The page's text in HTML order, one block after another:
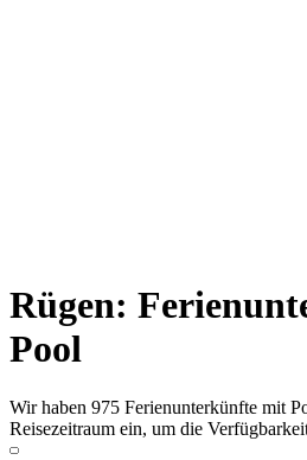
Rügen:
Pool
Wir haben 975 Ferienunterkünfte mit
Reisezeitraum ein, um die